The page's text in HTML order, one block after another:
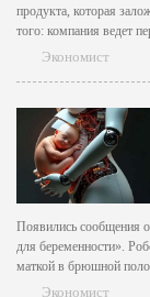
продукта, которая
того: компания ведет
повышает стоимость
Экономист
Появились сообщения
для беременности».
маткой в брюшной
месяцев и рожать.
Экономист